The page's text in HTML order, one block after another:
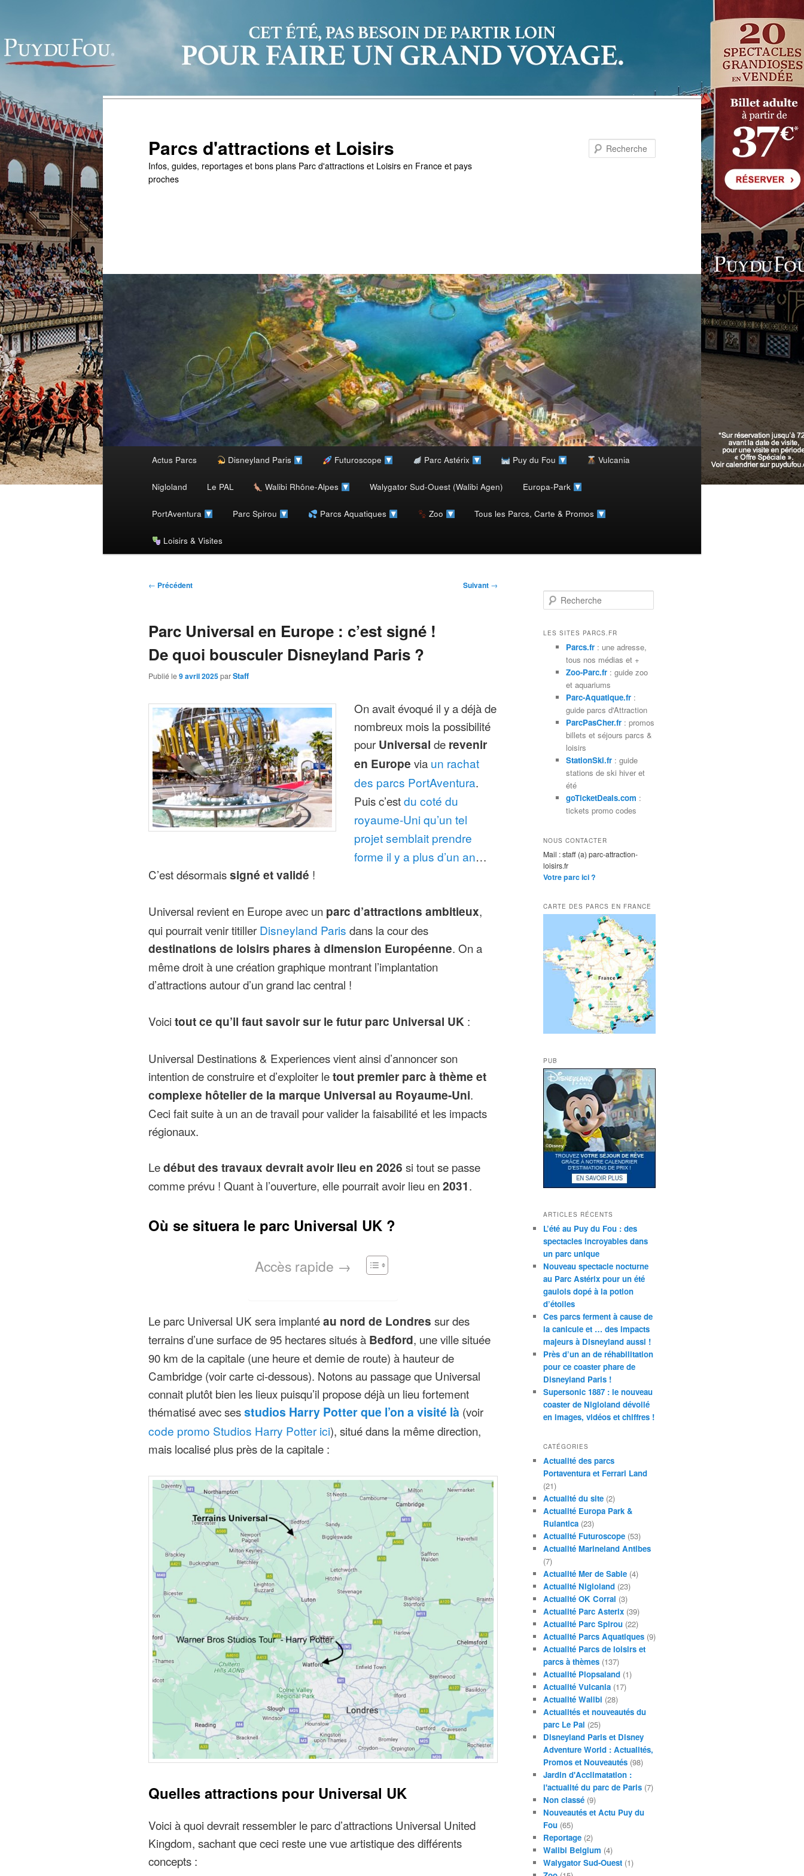
Parcs d'attractions et Loisirs
Infos, guides, reportages et bons plans Parc d'attractions et Loisirs en France et pays
proches
Recherche
Aller
Actus Parcs Disneyland Paris Futuroscope Parc Astérix Puy du Fou Vulcania
Nigloland Le PAL Walibi Rhône-Alpes Walygator Sud-Ouest (Walibi Agen) Europa-Park
PortAventura Parc Spirou Parcs Aquatiques Zoo Tous les Parcs, Carte & Promos
Loisirs & Visites
Navigation
← Précédent Suivant →
Parc Universal en Europe : c’est signé !
De quoi bousculer Disneyland Paris ?
Publié le9 avril 2025parStaff
On avait évoqué il y a déjà de
nombreux mois la possibilité
pour Universal de revenir
en Europe via un rachat
des parcs PortAventura.
Puis c’estdu coté du
royaume-Uni qu’un tel
projet semblait prendre
forme il y a plus d’un an…
C’est désormaissigné et validé !
Universal revient en Europe avec un parc d’attractions ambitieux,
qui pourrait venir titiller Disneyland Paris dans la cour des
destinations de loisirs phares à dimension Européenne. On a
même droit à une création graphique montrant l’implantation
d’attractions autour d’un grand lac central !
Voici tout ce qu’il faut savoir sur le futur parc Universal UK :
Universal Destinations & Experiences vient ainsi d’annoncer son
intention de construire et d’exploiter letout premier parc à thème et
complexe hôtelier de la marque Universal au Royaume-Uni.
Ceci fait suite à un an de travail pour valider la faisabilité et les impacts
régionaux.
Ledébut des travaux devrait avoir lieu en 2026 si tout se passe
comme prévu ! Quant à l’ouverture, elle pourrait avoir lieu en2031.
Où se situera le parc Universal UK ?
Accès rapide →
Le parc Universal UK sera implantéau nord de Londres sur des
terrains d’une surface de 95 hectares situés à Bedford, une ville située
90 km de la capitale (une heure et demie de route) à hauteur de
Cambridge (voir carte ci-dessous). Notons au passage que Universal
connait plutôt bien les lieux puisqu’il propose déjà un lieu fortement
thématisé avec sesstudios Harry Potter que l’on a visité là (voir
code promo Studios Harry Potter ici), situé dans la même direction,
mais localisé plus près de la capitale :
Quelles attractions pour Universal UK
Voici à quoi devrait ressembler le parc d’attractions Universal United
Kingdom, sachant que ceci reste une vue artistique des différents
concepts :
e
h
LES SITES PARCS.FR
Parcs.fr: une adresse,
tous nos médias et +
Zoo-Parc.fr: guide zoo
et aquariums
Parc-Aquatique.fr:
guide parcs d'Attraction
ParcPasCher.fr: promos
billets et séjours parcs &
loisirs
StationSki.fr: guide
stations de ski hiver et
été
goTicketDeals.com :
tickets promo codes
NOUS CONTACTER
Mail : staff (a) parc-attraction-
loisirs.fr
Votre parc ici ?
CARTE DES PARCS EN FRANCE
PUB
ARTICLES RÉCENTS
L’été au Puy du Fou : des
spectacles incroyables dans
un parc unique
Nouveau spectacle nocturne
au Parc Astérix pour un été
gaulois dopé à la potion
d’étoiles
Ces parcs ferment à cause de
la canicule et … des impacts
majeurs à Disneyland aussi !
Près d’un an de réhabilitation
pour ce coaster phare de
Disneyland Paris !
Supersonic 1887 : le nouveau
coaster de Nigloland dévoilé
en images, vidéos et chiffres !
CATÉGORIES
Actualité des parcs
Portaventura et Ferrari Land
(21)
Actualité du site (2)
Actualité Europa Park &
Rulantica (23)
Actualité Futuroscope (53)
Actualité Marineland Antibes
(7)
Actualité Mer de Sable (4)
Actualité Nigloland (23)
Actualité OK Corral (3)
Actualité Parc Asterix (39)
Actualité Parc Spirou (22)
Actualité Parcs Aquatiques (9)
Actualité Parcs de loisirs et
parcs à thèmes (137)
Actualité Plopsaland (1)
Actualité Vulcania (17)
Actualité Walibi (28)
Actualités et nouveautés du
parc Le Pal (25)
Disneyland Paris et Disney
Adventure World : Actualités,
Promos et Nouveautés (98)
Jardin d'Acclimatation :
l'actualité du parc de Paris (7)
Non classé (9)
Nouveautés et Actu Puy du
Fou (65)
Reportage (2)
Walibi Belgium (4)
Walygator Sud-Ouest (1)